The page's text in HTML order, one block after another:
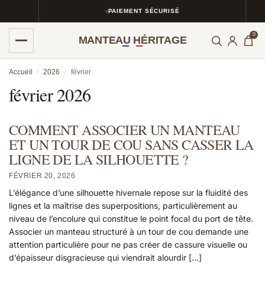
PAIEMENT SÉCURISÉ
MANTEAU HÉRITAGE 0
Accueil / 2026 / février
février 2026
COMMENT ASSOCIER UN MANTEAU
ET UN TOUR DE COU SANS CASSER LA
LIGNE DE LA SILHOUETTE ?
FÉVRIER 20, 2026
L’élégance d’une silhouette hivernale repose sur la fluidité des
lignes et la maîtrise des superpositions, particulièrement au
niveau de l’encolure qui constitue le point focal du port de tête.
Associer un manteau structuré à un tour de cou demande une
attention particulière pour ne pas créer de cassure visuelle ou
d’épaisseur disgracieuse qui viendrait alourdir […]